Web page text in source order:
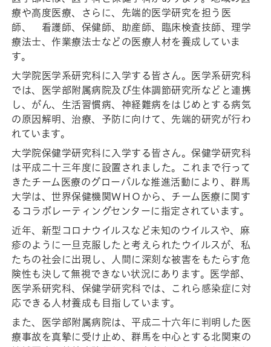
療や高度医療、さらに、先端的医学研究を担う医
師、 看護師、保健師、助産師、臨床検査技師、理学
療法士、作業療法士などの医療人材を養成していま
す。
大学院医学系研究科に入学する皆さん。医学系研究科
では、医学部附属病院及び生体調節研究所などと連携
し、がん、生活習慣病、神経難病をはじめとする病気
の原因解明、治療、予防に向けて、先端的研究が行わ
れています。
大学院保健学研究科に入学する皆さん。保健学研究科
は平成二十三年度に設置されました。これまで行って
きたチーム医療のグローバルな推進活動により、群馬
大学は、世界保健機関ＷＨＯから、チーム医療に関す
るコラボレーティングセンターに指定されています。
近年、新型コロナウイルスなど未知のウイルスや、麻
疹のように一旦克服したと考えられたウイルスが、私
たちの社会に出現し、人間に深刻な被害をもたらす危
険性も決して無視できない状況にあります。医学部、
医学系研究科、保健学研究科では、これら感染症に対
応できる人材養成も目指しています。
また、医学部附属病院は、平成二十六年に判明した医
療事故を真摯に受け止め、群馬を中心とする北関東の